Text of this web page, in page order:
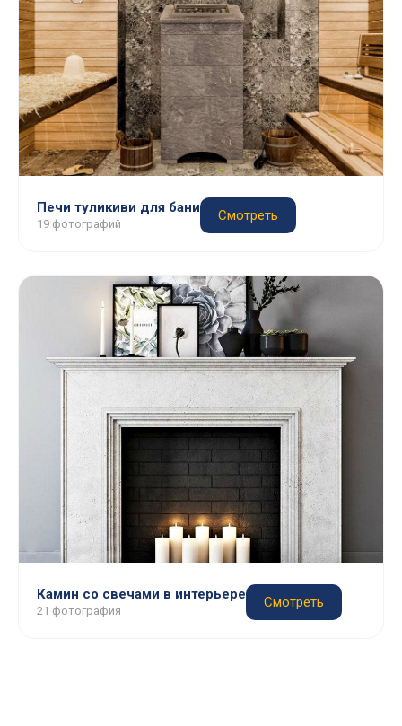
Печи туликиви для бани
19 фотографий
Смотреть
Камин со свечами в интерьере
21 фотография
Смотреть